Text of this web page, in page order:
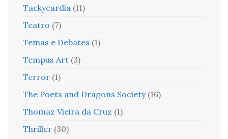
Tackycardia (11)
Teatro (7)
Temas e Debates (1)
Tempus Art (3)
Terror (1)
The Poets and Dragons Society (16)
Thomaz Vieira da Cruz (1)
Thriller (30)